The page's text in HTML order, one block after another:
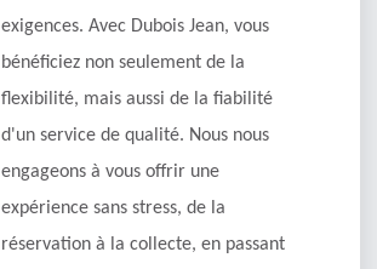
exigences. Avec Dubois Jean, vous
bénéficiez non seulement de la
flexibilité, mais aussi de la fiabilité
d'un service de qualité. Nous nous
engageons à vous offrir une
expérience sans stress, de la
réservation à la collecte, en passant